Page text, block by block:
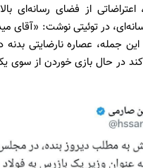
از فضای رسانه‌ای
در توئیتی نوشت: «آقای
جمله، عصاره نارضایتی
در حال بازی خوردن از سوی